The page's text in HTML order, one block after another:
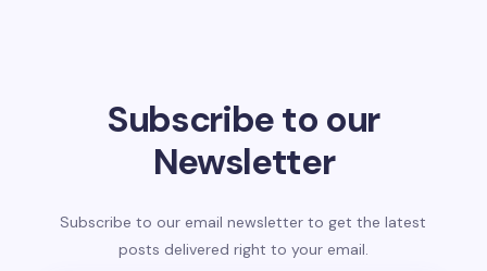
Subscribe to our
Newsletter
Subscribe to our email newsletter to get the latest
posts delivered right to your email.